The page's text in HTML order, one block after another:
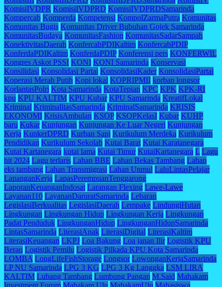
KomisiIVDPR KomisiIVDPRD KomisiIVDPRDSamarinda
Kompercab Komperda Kompetensi KompolZarmaPutra Komunitas
Komunitas Bugis Komunitas Driver Bubuhan Gojek Samarinda
KomunitasBudaya KomunitasFashion KomunitasSadarSampah
KonektivitasDaerah KonfercabPDIKaltim KonfercabPDIP
KonferdaPDIKaltim KonferdaPDIP Konferensi pers KONFERWIL
Kongres Askot PSSI KONI KONI Samarinda Konservasi
Konsilidasi Konsolidasi Partai KonsolidasiKader KonsolidasiPartai
Koperasi Merah Putih Kopi lokal KOPRIPMII korban longsor
KorlantasPolri Kota Samarinda KotaTepian KPC KPK KPK-RI
kpu KPU KALTIM KPU Kubar KPU Samarinda KreatifLokal
Kriminal KriminalitasSamarinda KriminalSamarinda KRISIS
EKONOMI KrisisAmbulan KSOP KSOPKelasI Kubar KUHP
baru Kukar Kunjungan Kunjungan Ke Luar Negeri Kunjungan
Kerja KunkerDPRD Kurban Sapi Kurikulum Merdeka Kurikulum
Pendidikan Kurikulum Sekolah Kutai Barat Kutai Karatanegara
Kutai Kartanegara kutai lama Kutai Timur KutaiKartanegara L Lagu
hit 2024 Lagu terlaris Lahan BBE Lahan Bekas Tambang Lahan
eks tambang Lahan Transmigrasi Lahan Unmul LaluLintasPelajar
LapanganKerja LapasPerempuanTenggarong
LaporanKeuanganIndosat Larangan Flexing Lawe-Lawe
Layanan110 LayananDaruratSamarinda Lebaran
LegislasiBerkualitas LegislasiDaerah Lempake LindungiHutan
Lingkungan Lingkungan Hidup Lingkungan Kerja Lingkungan
Padat Penduduk LingkunganHidup LingkunganHidupSamarinda
LintasSamarinda LiterasiAnak LiterasiDigital LiterasiKaltim
LiterasiKeuangan LKPJ Loa Bakung Loa janan Ilir Logistik KPU
Berau Logistik Pemilu Logistik Pilkada KPU Kota Samarinda
LOMBA LongLifeFishStorage Longsor LowonganKerjaSamarinda
LP NU Samarinda LPG 3 KG LPG 3 Kg Langgka LSM LIRA
KALTIM Lubang Tambang Lumbung Pangan M.Said Mahakam
Investment Forum Mahakam Ulu MahakamUlu Mahasiswa